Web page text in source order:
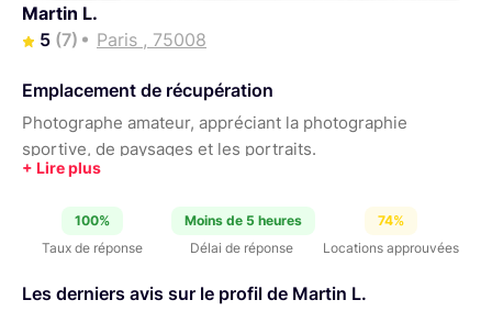
Martin L.
5 (7) Paris , 75008
Emplacement de récupération
Photographe amateur, appréciant la photographie
sportive, de paysages et les portraits.
100%
Taux de réponse
Moins de 5 heures
Délai de réponse
74%
Locations approuvées
Les derniers avis sur le profil de Martin L.